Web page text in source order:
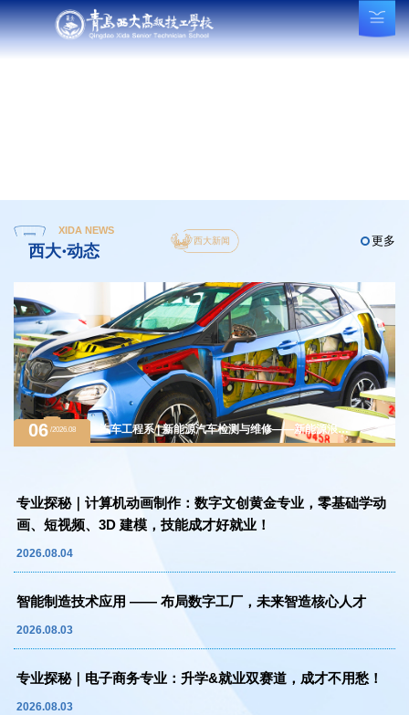
XIDA NEWS
西大·动态
西大新闻 更多
06 /2026.08
汽车工程系 | 新能源汽车检测与维修——新能源浪潮
下的黄金赛道，万亿级汽车后市场紧缺人才
专业探秘｜计算机动画制作：数字文创黄金专业，零基础学动
画、短视频、3D 建模，技能成才好就业！
2026.08.04
智能制造技术应用 —— 布局数字工厂，未来智造核心人才
2026.08.03
专业探秘｜电子商务专业：升学&就业双赛道，成才不用愁！
2026.08.03